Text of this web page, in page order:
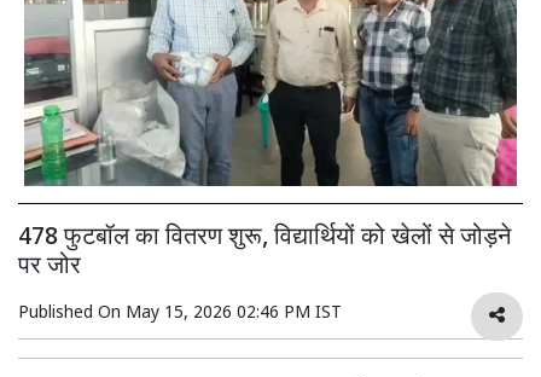
478 फुटबॉल का वितरण शुरू, विद्यार्थियों को खेलों से जोड़ने
पर जोर
Published On May 15, 2026 02:46 PM IST